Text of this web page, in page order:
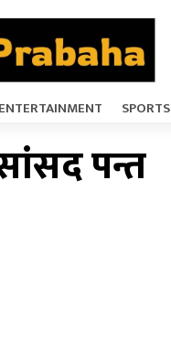
ENTERTAINMENT SPORTS
पन्त